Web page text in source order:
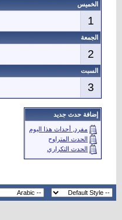
الخميس
1
الجمعة
2
السبت
3
إضافة حدث جديد
مفرد, أحداث هذا اليوم
الحدث المتراوح
الحدث التكراري